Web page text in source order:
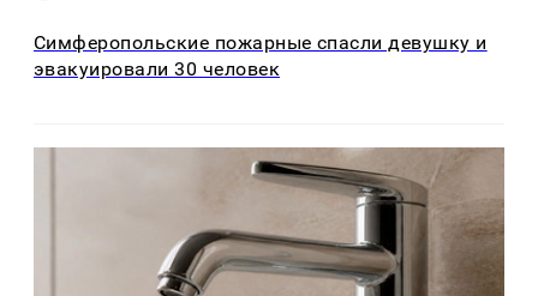
Симферопольские пожарные спасли девушку и
эвакуировали 30 человек